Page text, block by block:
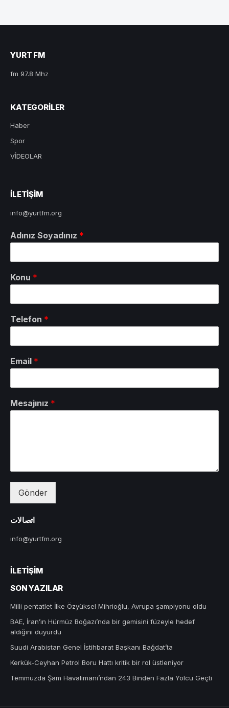
YURT FM
fm 97.8 Mhz
KATEGORILER
Haber
Spor
VİDEOLAR
ILETIŞIM
info@yurtfm.org
Adınız Soyadınız *
Konu *
Telefon *
Email *
Mesajınız *
Gönder
اتصالات
info@yurtfm.org
İLETIŞIM
SON YAZILAR
Milli pentatlet İlke Özyüksel Mihrioğlu, Avrupa şampiyonu oldu
BAE, İran’ın Hürmüz Boğazı’nda bir gemisini füzeyle hedef
aldığını duyurdu
Suudi Arabistan Genel İstihbarat Başkanı Bağdat’ta
Kerkük-Ceyhan Petrol Boru Hattı kritik bir rol üstleniyor
Temmuzda Şam Havalimanı’ndan 243 Binden Fazla Yolcu Geçti